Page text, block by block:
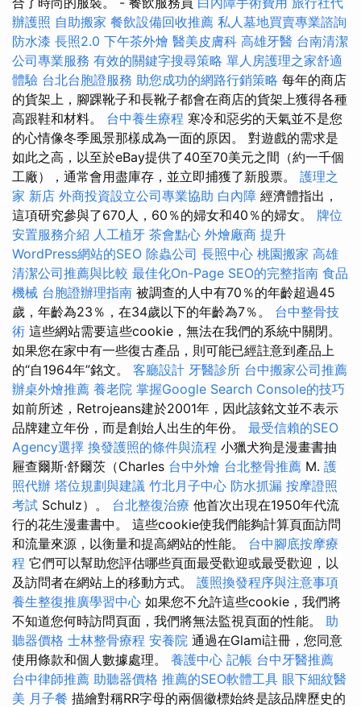
辦護照 自助搬家 餐飲設備回收推薦 私人墓地買賣專業諮詢
防水漆 長照2.0 下午茶外燴 醫美皮膚科 高雄牙醫 台南清潔
公司專業服務 有效的關鍵字搜尋策略 單人房護理之家舒適
體驗 台北台胞證服務 助您成功的網路行銷策略 每年的商店
的貨架上，腳踝靴子和長靴子都會在商店的貨架上獲得各種
高跟鞋和材料。 台中養生療程 寒冷和惡劣的天氣並不是您
的心情像冬季風景那樣成為一面的原因。 對遊戲的需求是
如此之高，以至於eBay提供了40至70美元之間（約一千個
工廠），通常會用盡庫存，並立即捕獲了新股票。 護理之
家 新店 外商投資設立公司專業協助 白內障 經濟體指出，
這項研究參與了670人，60％的婦女和40％的婦女。 牌位
安置服務介紹 人工植牙 茶會點心 外燴廠商 提升
WordPress網站的SEO 除蟲公司 長照中心 桃園搬家 高雄
清潔公司推薦與比較 最佳化On-Page SEO的完整指南 食品
機械 台胞證辦理指南 被調查的人中有70％的年齡超過45
歲，年齡為23％，在34歲以下的年齡為7％。 台中整骨技
術 這些網站需要這些cookie，無法在我們的系統中關閉。
如果您在家中有一些復古產品，則可能已經註意到產品上
的“自1964年”銘文。 客廳設計 牙醫診所 台中搬家公司推薦
辦桌外燴推薦 養老院 掌握Google Search Console的技巧
如前所述，Retrojeans建於2001年，因此該銘文並不表示
品牌建立年份，而是創始人出生的年份。 最受信賴的SEO
Agency選擇 換發護照的條件與流程 小獵犬狗是漫畫書抽
屜查爾斯·舒爾茨（Charles 台中外燴 台北整骨推薦 M. 護
照代辦 塔位規劃與建議 竹北月子中心 防水抓漏 按摩證照
考試 Schulz）。 台北整復治療 他首次出現在1950年代流
行的花生漫畫書中。 這些cookie使我們能夠計算頁面訪問
和流量來源，以衡量和提高網站的性能。 台中腳底按摩療
程 它們可以幫助您評估哪些頁面最受歡迎或最受歡迎，以
及訪問者在網站上的移動方式。 護照換發程序與注意事項
養生整復推廣學習中心 如果您不允許這些cookie，我們將
不知道您何時訪問頁面，我們將無法監視頁面的性能。 助
聽器價格 士林整骨療程 安養院 通過在Glami註冊，您同意
使用條款和個人數據處理。 養護中心 記帳 台中牙醫推薦
台中律師推薦 助聽器價格 推薦的SEO軟體工具 眼下細紋醫
美 月子餐 描繪對稱RR字母的兩個徽標始終是該品牌歷史的